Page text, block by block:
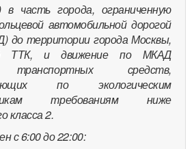
в часть города, ограниченную
автомобильной дорогой
до территории города Москвы,
ТТК, и движение по МКАД
средств,
по экологическим
требованиям ниже
класса 2.
с 6:00 до 22:00: